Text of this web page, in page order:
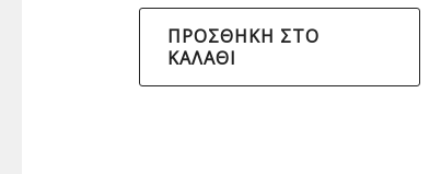
ΠΡΟΣΘΉΚΗ ΣΤΟ
ΚΑΛΆΘΙ